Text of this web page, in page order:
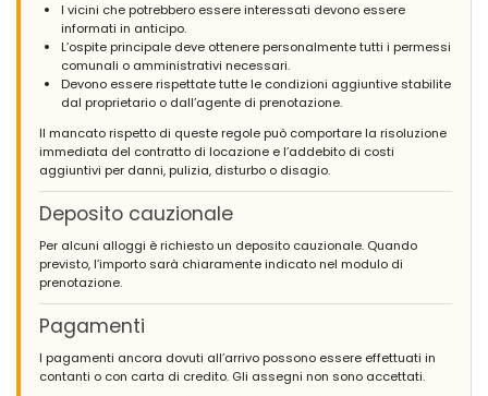
I vicini che potrebbero essere interessati devono essere
informati in anticipo.
L’ospite principale deve ottenere personalmente tutti i permessi
comunali o amministrativi necessari.
Devono essere rispettate tutte le condizioni aggiuntive stabilite
dal proprietario o dall’agente di prenotazione.
Il mancato rispetto di queste regole può comportare la risoluzione
immediata del contratto di locazione e l’addebito di costi
aggiuntivi per danni, pulizia, disturbo o disagio.
Deposito cauzionale
Per alcuni alloggi è richiesto un deposito cauzionale. Quando
previsto, l’importo sarà chiaramente indicato nel modulo di
prenotazione.
Pagamenti
I pagamenti ancora dovuti all’arrivo possono essere effettuati in
contanti o con carta di credito. Gli assegni non sono accettati.